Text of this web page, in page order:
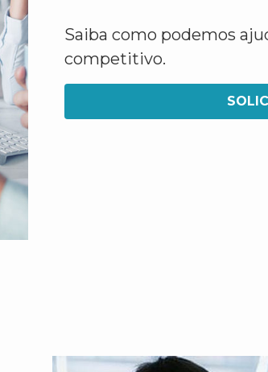
Saiba como podemos
competitivo.